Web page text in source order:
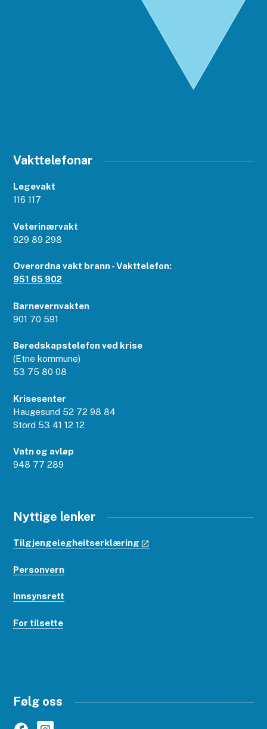
Vakttelefonar
Legevakt
116 117
Veterinærvakt
929 89 298
Overordna vakt brann - Vakttelefon:
951 65 902
Barnevernvakten
901 70 591
Beredskapstelefon ved krise
(Etne kommune)
53 75 80 08
Krisesenter
Haugesund 52 72 98 84
Stord 53 41 12 12
Vatn og avløp
948 77 289
Nyttige lenker
Tilgjengelegheitserklæring
Personvern
Innsynsrett
For tilsette
Følg oss